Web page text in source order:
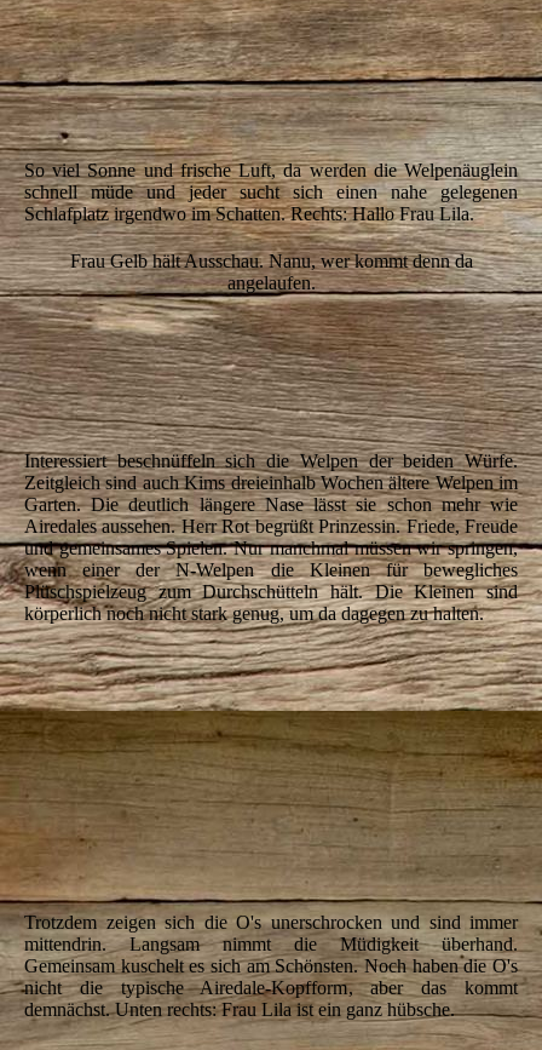
IMG_6308
IMG_6309
IMG_6310
So viel Sonne und frische Luft, da werden die Welpenäuglein
schnell müde und jeder sucht sich einen nahe gelegenen
Schlafplatz irgendwo im Schatten. Rechts: Hallo Frau Lila.
Frau Gelb hält Ausschau. Nanu, wer kommt denn da
angelaufen.
IMG_6321
IMG_6322
IMG_6327
Interessiert beschnüffeln sich die Welpen der beiden Würfe.
Zeitgleich sind auch Kims dreieinhalb Wochen ältere Welpen im
Garten. Die deutlich längere Nase lässt sie schon mehr wie
Airedales aussehen. Herr Rot begrüßt Prinzessin. Friede, Freude
und gemeinsames Spielen. Nur manchmal müssen wir springen,
wenn einer der N-Welpen die Kleinen für bewegliches
Plüschspielzeug zum Durchschütteln hält. Die Kleinen sind
körperlich noch nicht stark genug, um da dagegen zu halten.
IMG_6331
IMG_6335_1
IMG_6337
IMG_6341
IMG_6342
IMG_6344
Trotzdem zeigen sich die O's unerschrocken und sind immer
mittendrin. Langsam nimmt die Müdigkeit überhand.
Gemeinsam kuschelt es sich am Schönsten. Noch haben die O's
nicht die typische Airedale-Kopfform, aber das kommt
demnächst. Unten rechts: Frau Lila ist ein ganz hübsche.